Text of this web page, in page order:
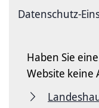
Datenschutz-
Haben Sie
Website keine